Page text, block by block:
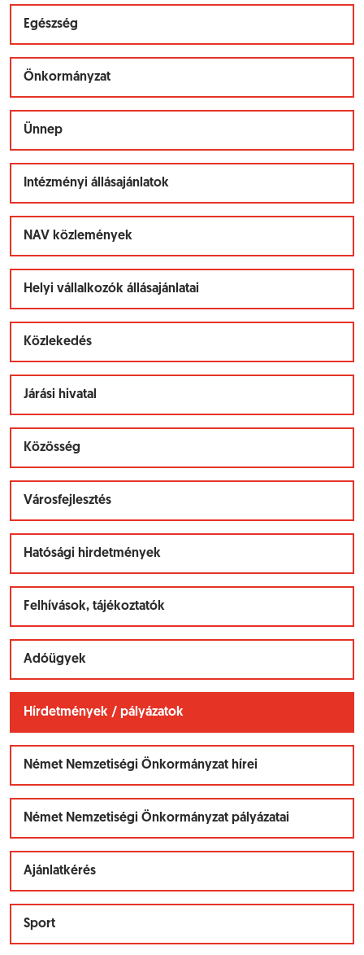
Egészség
Önkormányzat
Ünnep
Intézményi állásajánlatok
NAV közlemények
Helyi vállalkozók állásajánlatai
Közlekedés
Járási hivatal
Közösség
Városfejlesztés
Hatósági hirdetmények
Felhívások, tájékoztatók
Adóügyek
Hírdetmények / pályázatok
Német Nemzetiségi Önkormányzat hírei
Német Nemzetiségi Önkormányzat pályázatai
Ajánlatkérés
Sport